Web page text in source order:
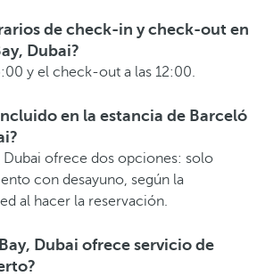
de check-in y check-out en
Dubai?
y el check-out a las 12:00.
en la estancia de Barceló
Dubai ofrece dos opciones: solo
con desayuno, según la
al hacer la reservación.
Dubai ofrece servicio de